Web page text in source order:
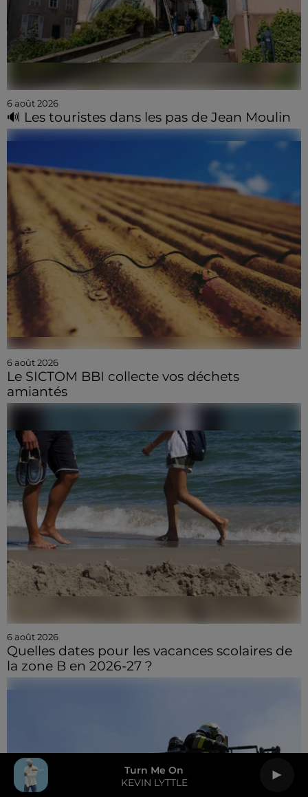
Turn Me On
KEVIN LYTTLE
6 août 2026
🔊 Les touristes dans les pas de Jean Moulin
6 août 2026
Le SICTOM BBI collecte vos déchets
amiantés
6 août 2026
Quelles dates pour les vacances scolaires de
la zone B en 2026-27 ?